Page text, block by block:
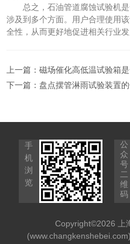
总之，石油管道腐蚀试验机是
涉及到多个方面。用户合理使用
全性，从而更好地促进相关行业发
上一篇：磁场催化高低温试验箱
下一篇：盘点摆管淋雨试验装置
手
机
浏
览
公
众
号
二
维
码
Copyright©2026 上